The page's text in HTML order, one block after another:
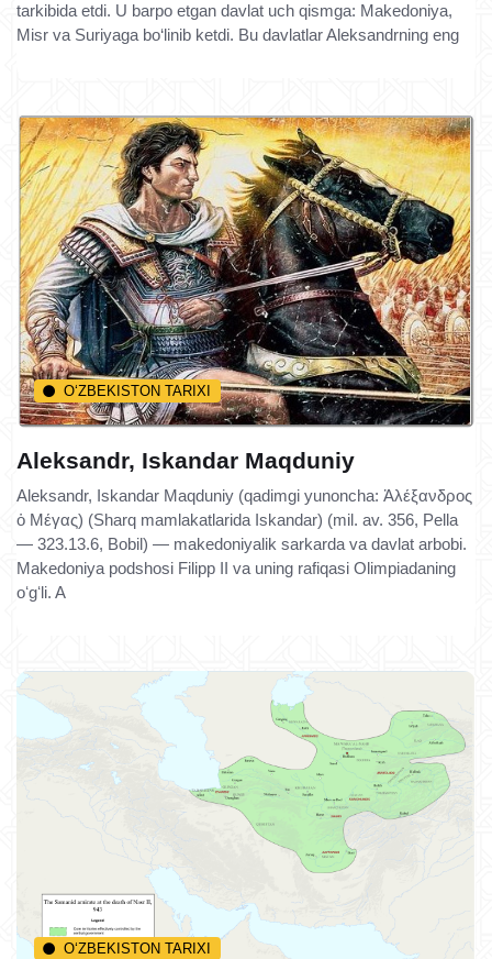
tarkibida etdi. U barpo etgan davlat uch qismga: Makedoniya,
Misr va Suriyaga bo‘linib ketdi. Bu davlatlar Aleksandrning eng
O‘ZBEKISTON TARIXI
Aleksandr, Iskandar Maqduniy
Aleksandr, Iskandar Maqduniy (qadimgi yunoncha: Ἀλέξανδρος
ὁ Μέγας) (Sharq mamlakatlarida Iskandar) (mil. av. 356, Pella
— 323.13.6, Bobil) — makedoniyalik sarkarda va davlat arbobi.
Makedoniya podshosi Filipp II va uning rafiqasi Olimpiadaning
oʻgʻli. A
O‘ZBEKISTON TARIXI